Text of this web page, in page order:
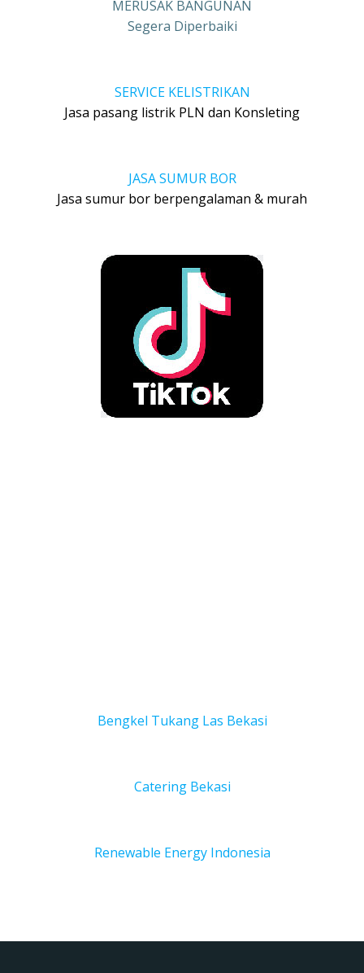
MERUSAK BANGUNAN
Segera Diperbaiki
SERVICE KELISTRIKAN
Jasa pasang listrik PLN dan Konsleting
JASA SUMUR BOR
Jasa sumur bor berpengalaman & murah
Bengkel Tukang Las Bekasi
Catering Bekasi
Renewable Energy Indonesia